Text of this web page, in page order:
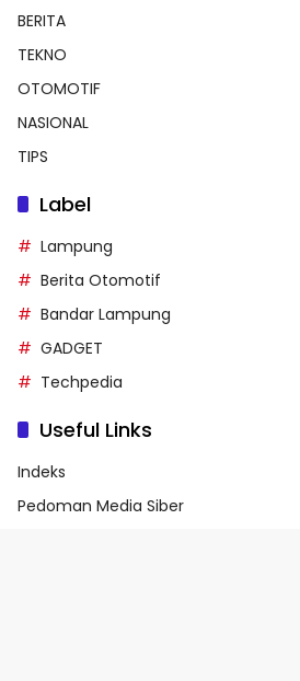
BERITA
TEKNO
OTOMOTIF
NASIONAL
TIPS
Label
Lampung
Berita Otomotif
Bandar Lampung
GADGET
Techpedia
Useful Links
Indeks
Pedoman Media Siber